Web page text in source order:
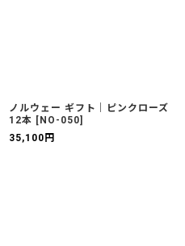
ノルウェー ギフト｜ピンクローズ
12本 [ NO-050]
35,100 円